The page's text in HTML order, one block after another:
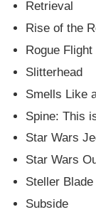
Retrieval
Rise of the
Rogue Flight
Slitterhead
Smells Like
Spine: This
Star Wars
Star Wars
Steller Blade
Subside